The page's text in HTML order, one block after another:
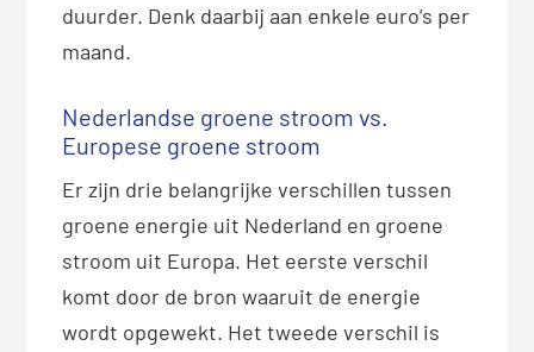
duurder. Denk daarbij aan enkele euro’s per
maand.
Nederlandse groene stroom vs.
Europese groene stroom
Er zijn drie belangrijke verschillen tussen
groene energie uit Nederland en groene
stroom uit Europa. Het eerste verschil
komt door de bron waaruit de energie
wordt opgewekt. Het tweede verschil is